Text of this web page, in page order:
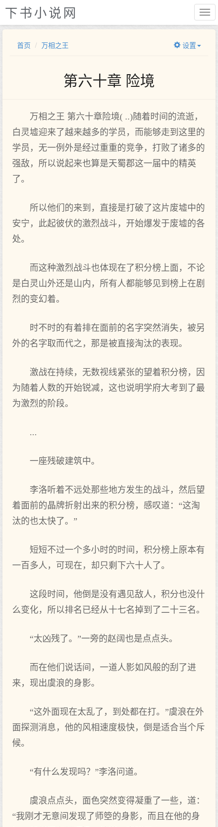
下书小说网
首页 万相之王 设置
第六十章 险境
万相之王 第六十章险境( ..)随着时间的流逝，
白灵墟迎来了越来越多的学员，而能够走到这里的
学员，无一例外是经过重重的竞争，打败了诸多的
强敌，所以说起来也算是天蜀郡这一届中的精英
了。
所以他们的来到，直接是打破了这片废墟中的
安宁，此起彼伏的激烈战斗，开始爆发于废墟的各
处。
而这种激烈战斗也体现在了积分榜上面，不论
是白灵山外还是山内，所有人都能够见到榜上在剧
烈的变幻着。
时不时的有着排在面前的名字突然消失，被另
外的名字取而代之，那是被直接淘汰的表现。
激战在持续，无数视线紧张的望着积分榜，因
为随着人数的开始锐减，这也说明学府大考到了最
为激烈的阶段。
...
一座残破建筑中。
李洛听着不远处那些地方发生的战斗，然后望
着面前的晶牌折射出来的积分榜，感叹道：“这淘
汰的也太快了。”
短短不过一个多小时的时间，积分榜上原本有
一百多人，可现在，却只剩下六十人了。
这段时间，他倒是没有遇见敌人，积分也没什
么变化，所以排名已经从十七名掉到了二十三名。
“太凶残了。”一旁的赵阔也是点点头。
而在他们说话间，一道人影如风般的刮了进
来，现出虞浪的身影。
“这外面现在太乱了，到处都在打。”虞浪在外
面探测消息，他的风相速度极快，倒是适合当个斥
候。
“有什么发现吗？”李洛问道。
虞浪点点头，面色突然变得凝重了一些，道：
“我刚才无意间发现了师箜的身影，而且在他的身